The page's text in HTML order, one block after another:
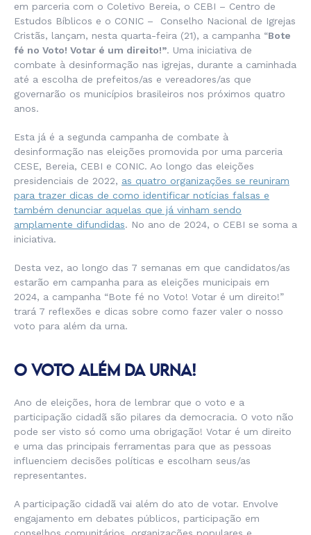
em parceria com o Coletivo Bereia, o CEBI – Centro de
Estudos Bíblicos e o CONIC – Conselho Nacional de Igrejas
Cristãs, lançam, nesta quarta-feira (21), a campanha “Bote
fé no Voto! Votar é um direito!”. Uma iniciativa de
combate à desinformação nas igrejas, durante a caminhada
até a escolha de prefeitos/as e vereadores/as que
governarão os municípios brasileiros nos próximos quatro
anos.
Esta já é a segunda campanha de combate à
desinformação nas eleições promovida por uma parceria
CESE, Bereia, CEBI e CONIC. Ao longo das eleições
presidenciais de 2022, as quatro organizações se reuniram
para trazer dicas de como identificar notícias falsas e
também denunciar aquelas que já vinham sendo
amplamente difundidas. No ano de 2024, o CEBI se soma a
iniciativa.
Desta vez, ao longo das 7 semanas em que candidatos/as
estarão em campanha para as eleições municipais em
2024, a campanha “Bote fé no Voto! Votar é um direito!”
trará 7 reflexões e dicas sobre como fazer valer o nosso
voto para além da urna.
O VOTO ALÉM DA URNA!
Ano de eleições, hora de lembrar que o voto e a
participação cidadã são pilares da democracia. O voto não
pode ser visto só como uma obrigação! Votar é um direito
e uma das principais ferramentas para que as pessoas
influenciem decisões políticas e escolham seus/as
representantes.
A participação cidadã vai além do ato de votar. Envolve
engajamento em debates públicos, participação em